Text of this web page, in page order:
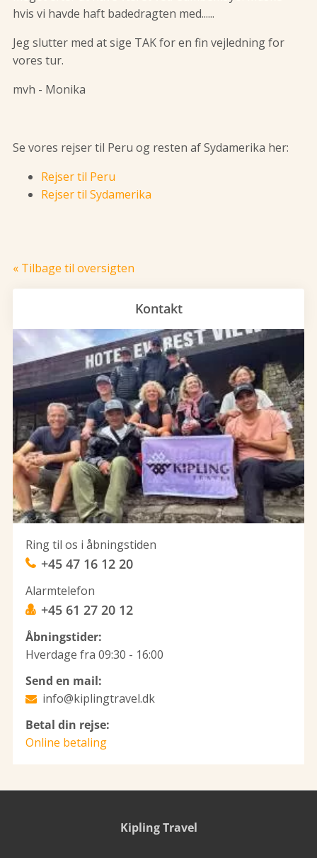
hvis vi havde haft badedragten med......
Jeg slutter med at sige TAK for en fin vejledning for
vores tur.
mvh - Monika
Se vores rejser til Peru og resten af Sydamerika her:
Rejser til Peru
Rejser til Sydamerika
« Tilbage til oversigten
Kontakt
Ring til os i åbningstiden
+45 47 16 12 20
Alarmtelefon
+45 61 27 20 12
Åbningstider:
Hverdage fra 09:30 - 16:00
Send en mail:
info@kiplingtravel.dk
Betal din rejse:
Online betaling
Kipling Travel